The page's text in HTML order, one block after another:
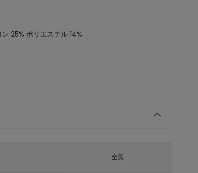
25% ポリエステル 14%
全長